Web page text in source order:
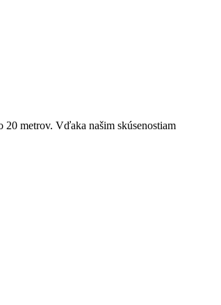
metrov. Vďaka našim skúsenostiam